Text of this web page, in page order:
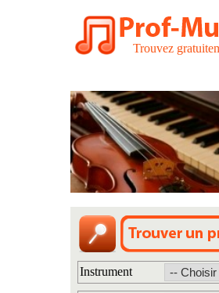
Trouvez
Instrument